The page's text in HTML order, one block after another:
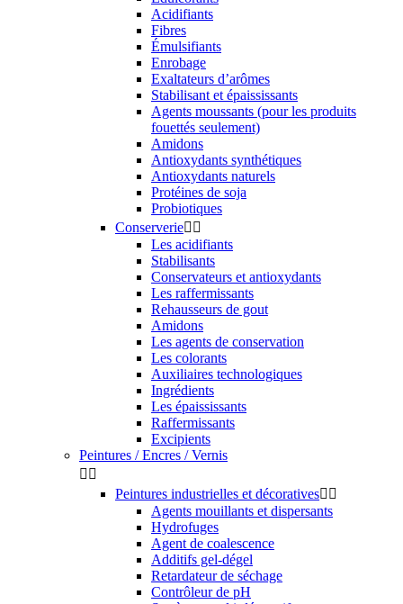
Acidifiants
Fibres
Émulsifiants
Enrobage
Exaltateurs d’arômes
Stabilisant et épaississants
Agents moussants (pour les produits
fouettés seulement)
Amidons
Antioxydants synthétiques
Antioxydants naturels
Protéines de soja
Probiotiques
Conserverie 
Les acidifiants
Stabilisants
Conservateurs et antioxydants
Les raffermissants
Rehausseurs de gout
Amidons
Les agents de conservation
Les colorants
Auxiliaires technologiques
Ingrédients
Les épaississants
Raffermissants
Excipients
Peintures / Encres / Vernis
 
Peintures industrielles et décoratives 
Agents mouillants et dispersants
Hydrofuges
Agent de coalescence
Additifs gel-dégel
Retardateur de séchage
Contrôleur de pH